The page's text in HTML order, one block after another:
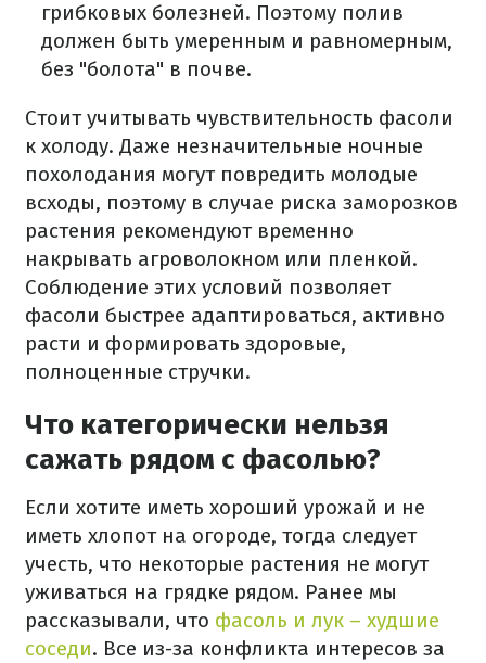
грибковых болезней. Поэтому полив
должен быть умеренным и равномерным,
без "болота" в почве.
Стоит учитывать чувствительность фасоли
к холоду. Даже незначительные ночные
похолодания могут повредить молодые
всходы, поэтому в случае риска заморозков
растения рекомендуют временно
накрывать агроволокном или пленкой.
Соблюдение этих условий позволяет
фасоли быстрее адаптироваться, активно
расти и формировать здоровые,
полноценные стручки.
Что категорически нельзя
сажать рядом с фасолью?
Если хотите иметь хороший урожай и не
иметь хлопот на огороде, тогда следует
учесть, что некоторые растения не могут
уживаться на грядке рядом. Ранее мы
рассказывали, что фасоль и лук – худшие
соседи. Все из-за конфликта интересов за